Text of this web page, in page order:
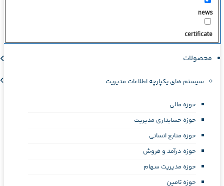
news
certificate
محصولات
سیستم های یکپارچه اطلاعات مدیریت
حوزه مالی
حوزه حسابداری مدیریت
حوزه منابع انسانی
حوزه درآمد و فروش
حوزه مدیریت سهام
حوزه تامین